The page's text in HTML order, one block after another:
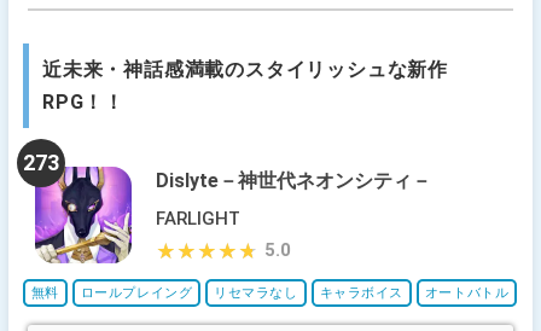
近未来・神話感満載のスタイリッシュな新作
RPG！！
Dislyte－神世代ネオンシティ－
273
FARLIGHT
無料 ロールプレイング リセマラなし キャラボイス オートバトル
5.0
★★★★★
★★★★★